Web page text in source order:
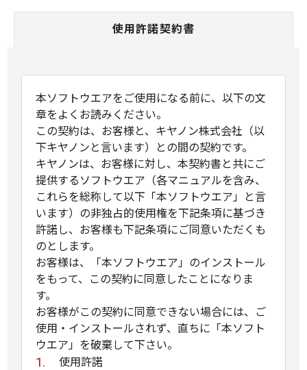
使用許諾契約書
本ソフトウエアをご使用になる前に、以下の文
章をよくお読みください。
この契約は、お客様と、キヤノン株式会社（以
下キヤノンと言います）との間の契約です。
キヤノンは、お客様に対し、本契約書と共にご
提供するソフトウエア（各マニュアルを含み、
これらを総称して以下「本ソフトウエア」と言
います）の非独占的使用権を下記条項に基づき
許諾し、お客様も下記条項にご同意いただくも
のとします。
お客様は、「本ソフトウエア」のインストール
をもって、この契約に同意したことになりま
す。
お客様がこの契約に同意できない場合には、ご
使用・インストールされず、直ちに「本ソフト
ウエア」を破棄して下さい。
使用許諾